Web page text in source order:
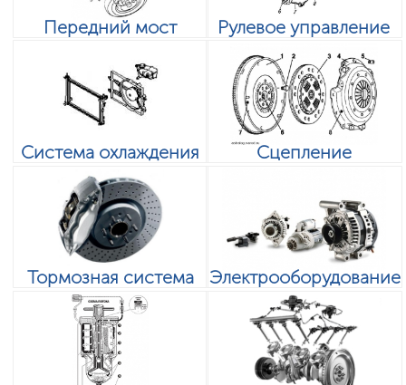
Передний мост Рулевое управление
Система охлаждения Сцепление
Тормозная система Электрооборудование